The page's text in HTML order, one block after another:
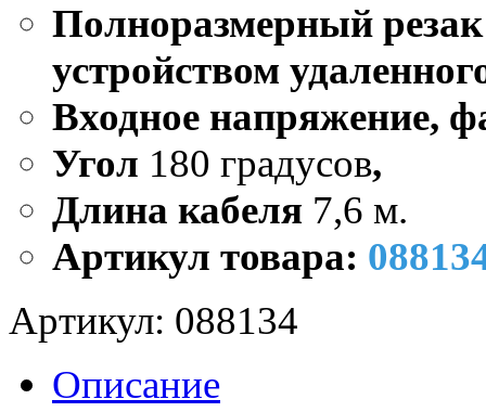
Полноразмерный
устройством
Входное напряжение,
Угол 180 градусов,
Длина кабеля 7,6 м.
Артикул товара:
Артикул: 088134
Описание